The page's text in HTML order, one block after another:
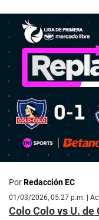
PorRedacción EC
01/03/2026, 05:27 p.m. |
Colo Colovs U. de